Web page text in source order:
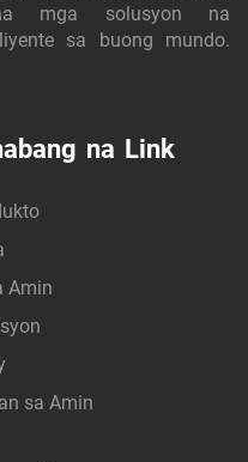
mga solusyon na
sa buong mundo.
na Link
Amin
sa Amin